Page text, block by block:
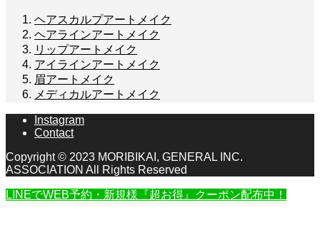
ヘアスカルプアートメイク
ヘアラインアートメイク
リップアートメイク
アイラインアートメイク
眉アートメイク
メディカルアートメイク
Instagram
Contact
Copyright © 2023 MORIBIKAI, GENERAL INC.
ASSOCIATION All Rights Reserved
LINEでWEB予約・新規様『超お得』クーポン配布中！